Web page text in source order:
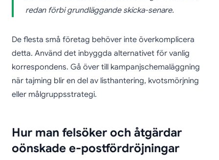
redan förbi grundläggande skicka-senare.
De flesta små företag behöver inte överkomplicera
detta. Använd det inbyggda alternativet för vanlig
korrespondens. Gå över till kampanjschemaläggning
när tajming blir en del av listhantering, kvotsmörjning
eller målgruppsstrategi.
Hur man felsöker och åtgärdar
oönskade e-postfördröjningar